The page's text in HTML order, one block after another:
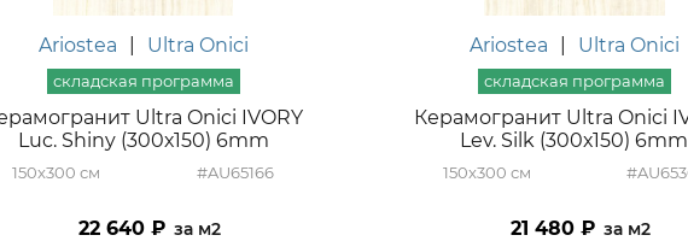
Ariostea Ultra Onici
Ultra Onici IVORY
Luc. Shiny (300х150) 6mm
150x300 #AU65166
22 640 м2
Ariostea Ultra Onici
Керамогранит Ultra Onici
Lev. Silk (300х150) 6mm
150x300
21 480 м2